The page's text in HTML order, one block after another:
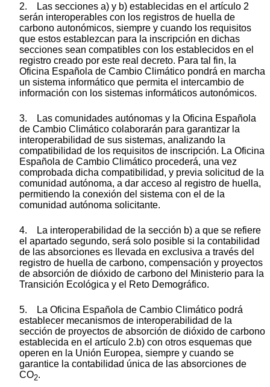
2. Las secciones a) y b) establecidas en el artículo 2
serán interoperables con los registros de huella de
carbono autonómicos, siempre y cuando los requisitos
que estos establezcan para la inscripción en dichas
secciones sean compatibles con los establecidos en el
registro creado por este real decreto. Para tal fin, la
Oficina Española de Cambio Climático pondrá en marcha
un sistema informático que permita el intercambio de
información con los sistemas informáticos autonómicos.
3. Las comunidades autónomas y la Oficina Española
de Cambio Climático colaborarán para garantizar la
interoperabilidad de sus sistemas, analizando la
compatibilidad de los requisitos de inscripción. La Oficina
Española de Cambio Climático procederá, una vez
comprobada dicha compatibilidad, y previa solicitud de la
comunidad autónoma, a dar acceso al registro de huella,
permitiendo la conexión del sistema con el de la
comunidad autónoma solicitante.
4. La interoperabilidad de la sección b) a que se refiere
el apartado segundo, será solo posible si la contabilidad
de las absorciones es llevada en exclusiva a través del
registro de huella de carbono, compensación y proyectos
de absorción de dióxido de carbono del Ministerio para la
Transición Ecológica y el Reto Demográfico.
5. La Oficina Española de Cambio Climático podrá
establecer mecanismos de interoperabilidad de la
sección de proyectos de absorción de dióxido de carbono
establecida en el artículo 2.b) con otros esquemas que
operen en la Unión Europea, siempre y cuando se
garantice la contabilidad única de las absorciones de
CO2.